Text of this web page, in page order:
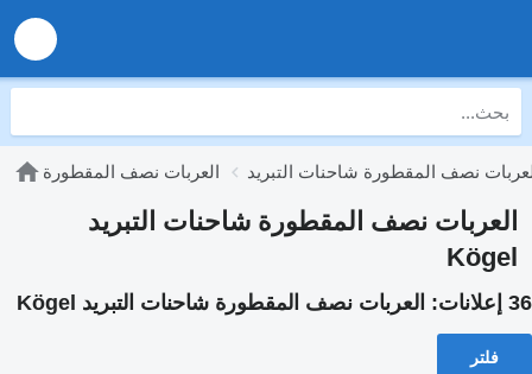
العربات نصف المقطورة نصف المقطورة شاحنات التبريد
العربات نصف المقطورة شاحنات التبريد
Kögel
36 إعلانات: العربات نصف المقطورة شاحنات التبريد Kögel
فلتر